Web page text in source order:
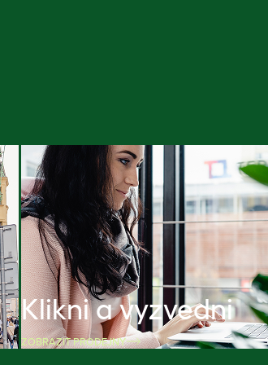
Klikni a vyzvedni
ZOBRAZIT PRODEJNY